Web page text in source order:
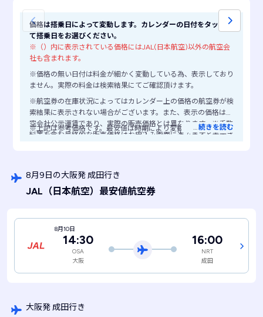
価格は搭乗日によって変動します。カレンダーの日付をタップし
て搭乗日をお選びください。
※（）内に表示されている価格にはJAL(日本航空)以外の航空会
社も含まれます。
※価格の無い日付は料金が細かく変動している為、表示しており
ません。実際の料金は検索結果にてご確認頂けます。
※航空券の在庫状況によってはカレンダー上の価格の航空券が検
索結果に表示されない場合がございます。また、表示の価格は航
空会社公示運賃であり、実際の販売価格とは異なります。※手数
料等を含む最終的な販売価格はお申込み画面に進みますと表示さ
※上記は参考価格です。最安値は時期により変動します。
…続きを読む
8月9日の大阪発 成田行き
JAL （日本航空） 最安値航空券
8月10日
14:30
OSA
大阪
16:00
NRT
成田
大阪発 成田行き